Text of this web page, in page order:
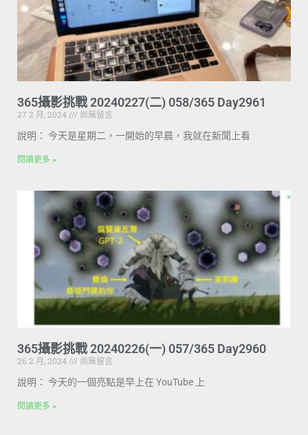
365攝影挑戰 20240227(二) 058/365 Day2961
27 2 月, 2024
尚無留言
說明： 今天是星期二，一開始的早晨，我就在新聞上看
閱讀更多 »
365攝影挑戰 20240226(一) 057/365 Day2960
26 2 月, 2024
尚無留言
說明： 今天的一個亮點是早上在 YouTube 上
閱讀更多 »